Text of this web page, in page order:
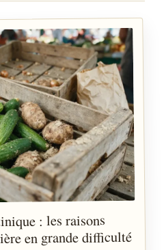
: les raisons
en grande difficulté